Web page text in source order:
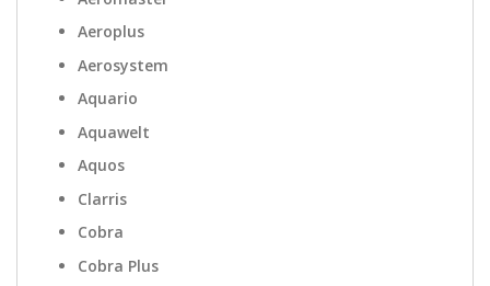
Aeroplus
Aerosystem
Aquario
Aquawelt
Aquos
Clarris
Cobra
Cobra Plus